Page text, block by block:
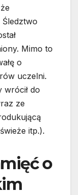
Mimo to
o
uczelni.
do
ze
itp.).
o